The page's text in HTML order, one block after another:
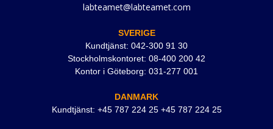
labteamet@labteamet.com
SVERIGE
Kundtjänst: 042-300 91 30
Stockholmskontoret: 08-400 200 42
Kontor i Göteborg: 031-277 001
DANMARK
Kundtjänst: +45 787 224 25 +45 787 224 25